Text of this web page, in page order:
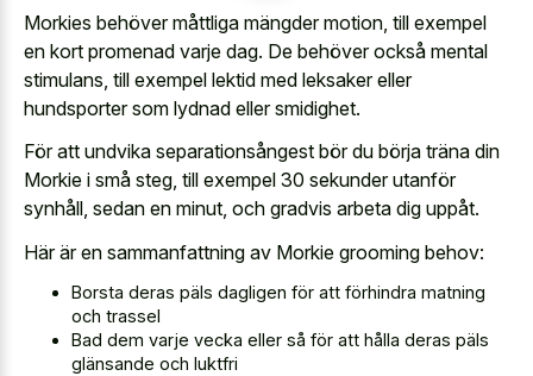
Morkies behöver måttliga mängder motion, till exempel
en kort promenad varje dag. De behöver också mental
stimulans, till exempel lektid med leksaker eller
hundsporter som lydnad eller smidighet.
För att undvika separationsångest bör du börja träna din
Morkie i små steg, till exempel 30 sekunder utanför
synhåll, sedan en minut, och gradvis arbeta dig uppåt.
Här är en sammanfattning av Morkie grooming behov:
Borsta deras päls dagligen för att förhindra matning
och trassel
Bad dem varje vecka eller så för att hålla deras päls
glänsande och luktfri